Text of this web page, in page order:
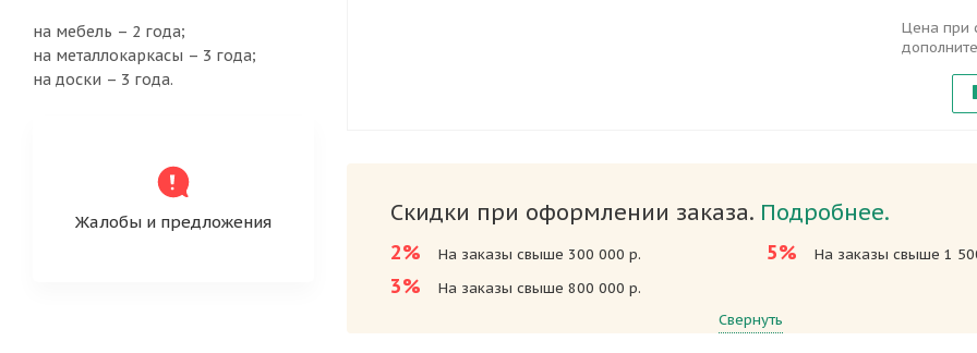
Цена при
Скидки при оформлении заказа. Подробнее.
2% На заказы свыше 300 000 р.
3% На заказы свыше 800 000 р.
5% На заказы свыше 1
Свернуть
на мебель – 2 года;
на металлокаркасы – 3 года;
на доски – 3 года.
Жалобы и предложения